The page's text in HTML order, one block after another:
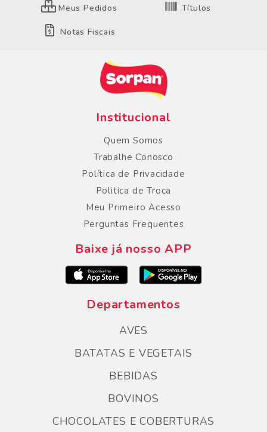
Meus Pedidos Títulos
Notas Fiscais
Institucional
Quem Somos
Trabalhe Conosco
Política de Privacidade
Politica de Troca
Meu Primeiro Acesso
Perguntas Frequentes
Baixe já nosso APP
Departamentos
AVES
BATATAS E VEGETAIS
BEBIDAS
BOVINOS
CHOCOLATES E COBERTURAS